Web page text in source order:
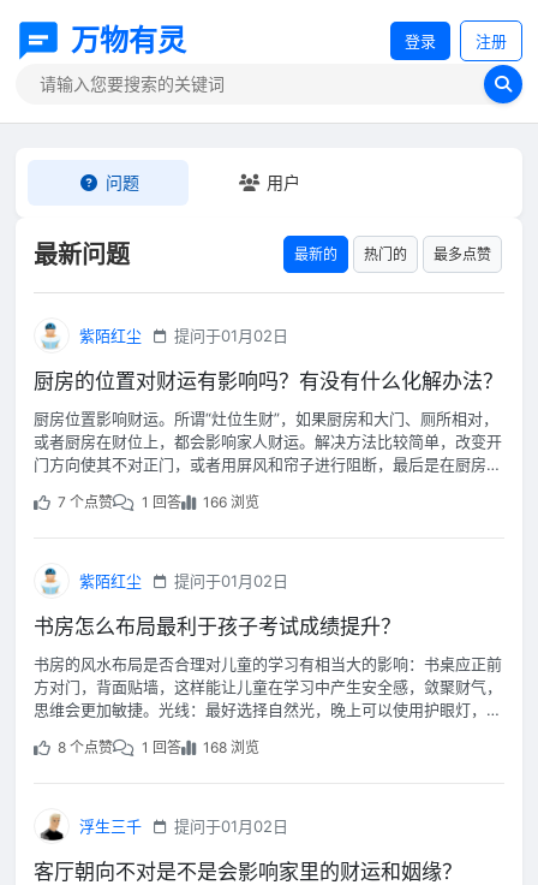
万物有灵 登录 注册
问题 用户
最新问题 最新的 热门的 最多点赞
紫陌红尘 提问于01月02日
厨房的位置对财运有影响吗？有没有什么化解办法？
厨房位置影响财运。所谓“灶位生财”，如果厨房和大门、厕所相对，
或者厨房在财位上，都会影响家人财运。解决方法比较简单，改变开
门方向使其不对正门，或者用屏风和帘子进行阻断，最后是在厨房摆
7 个点赞 1 回答 166 浏览
紫陌红尘 提问于01月02日
书房怎么布局最利于孩子考试成绩提升？
书房的风水布局是否合理对儿童的学习有相当大的影响：书桌应正前
方对门，背面贴墙，这样能让儿童在学习中产生安全感，敛聚财气，
思维会更加敏捷。光线：最好选择自然光，晚上可以使用护眼灯，选
8 个点赞 1 回答 168 浏览
浮生三千 提问于01月02日
客厅朝向不对是不是会影响家里的财运和姻缘？